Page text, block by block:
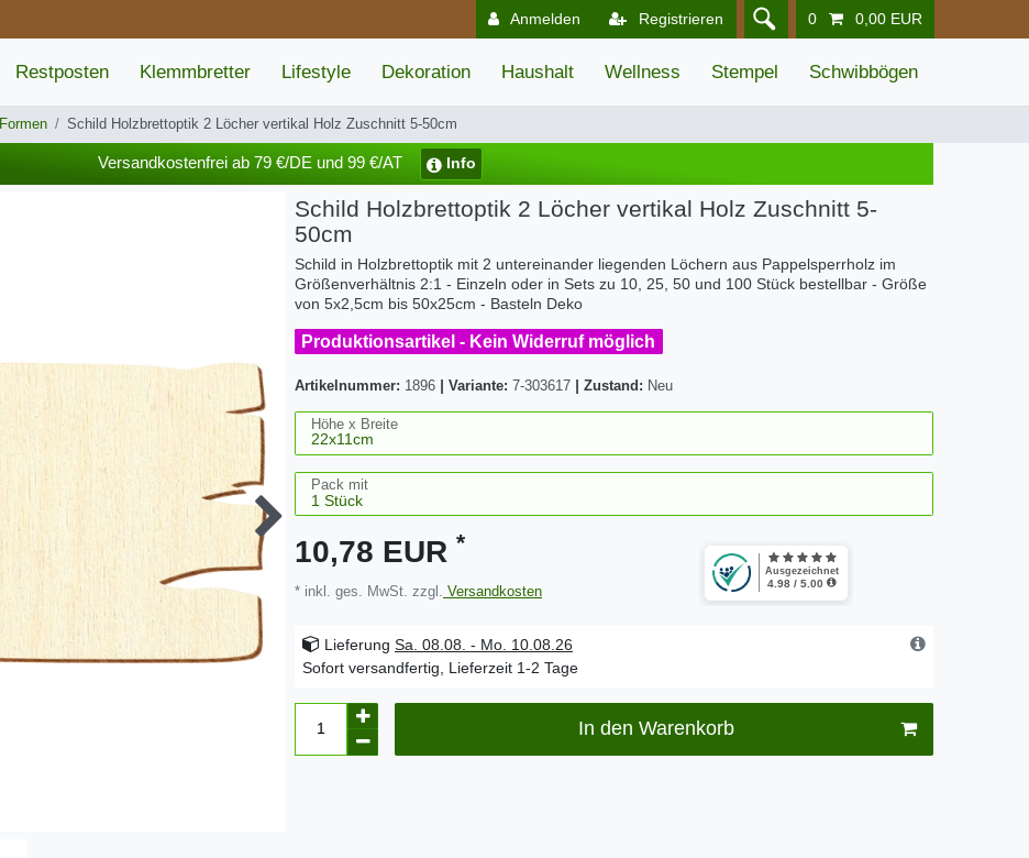
Anmelden Registrieren 0 0,00 EUR
Restposten Klemmbretter Lifestyle Dekoration Haushalt Wellness Stempel Schwibbögen
Formen Schild Holzbrettoptik 2 Löcher vertikal Holz Zuschnitt 5-50cm
Versandkostenfrei ab 79 €/DE und 99 €/AT Info
Schild Holzbrettoptik 2 Löcher vertikal Holz Zuschnitt 5-
50cm
Schild in Holzbrettoptik mit 2 untereinander liegenden Löchern aus Pappelsperrholz im
Größenverhältnis 2:1 - Einzeln oder in Sets zu 10, 25, 50 und 100 Stück bestellbar - Größe
von 5x2,5cm bis 50x25cm - Basteln Deko
Produktionsartikel - Kein Widerruf möglich
Artikelnummer: 1896 Variante: 7-303617 Zustand: Neu
Höhe x Breite
Pack mit
10,78 EUR *
* inkl. ges. MwSt. zzgl. Versandkosten
Lieferung Sa. 08.08. - Mo. 10.08.26
Sofort versandfertig, Lieferzeit 1-2 Tage
In den Warenkorb